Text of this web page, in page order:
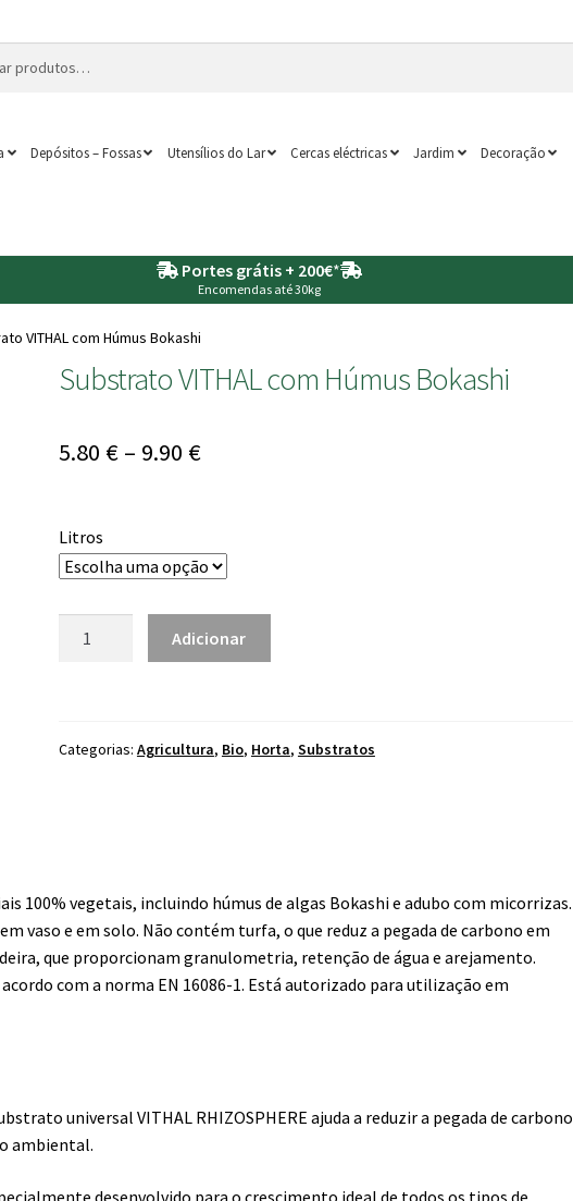
Depósitos – Fossas Utensílios do Lar Cercas eléctricas Jardim Decoração
Portes grátis + 200€*
Encomendas até 30kg
VITHAL com Húmus Bokashi
Substrato VITHAL com Húmus Bokashi
5.80 € – 9.90 €Price
through
9.90 €
Litros
Húmus
Adicionar
Categorias: Agricultura, Bio, Horta, Substratos
100% vegetais, incluindo húmus de algas Bokashi e adubo com micorrizas.
vaso e em solo. Não contém turfa, o que reduz a pegada de carbono em
que proporcionam granulometria, retenção de água e arejamento.
com a norma EN 16086-1. Está autorizado para utilização em
universal VITHAL RHIZOSPHERE ajuda a reduzir a pegada de carbono
ambiental.
desenvolvido para o crescimento ideal de todos os tipos de